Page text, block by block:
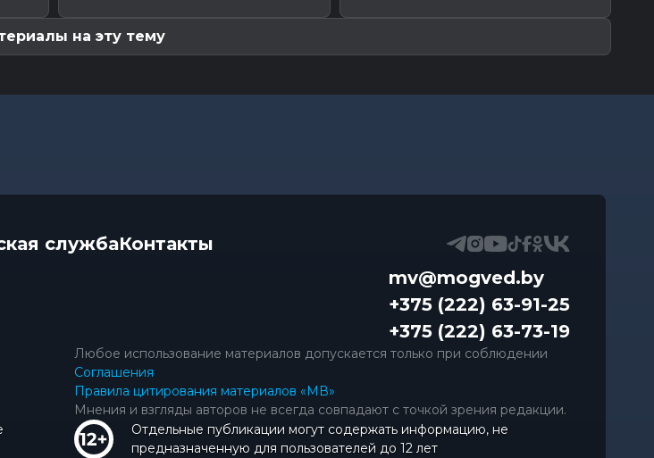
на эту тему
службаКонтакты
mv@mogved.by
+375 (222) 63-91-25
+375 (222) 63-73-19
Любое использование материалов допускается только при соблюдении
Соглашения
Правила цитирования материалов «МВ»
Мнения и взгляды авторов не всегда совпадают с точкой зрения редакции.
Отдельные публикации могут содержать информацию, не
предназначенную для пользователей до 12 лет